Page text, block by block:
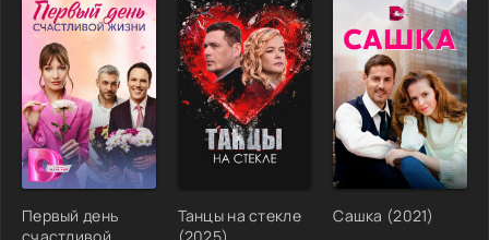
Первый день
Танцы на стекле
Сашка (2021)